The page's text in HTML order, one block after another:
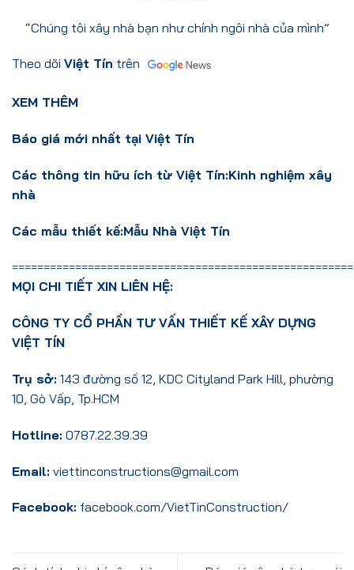
“Chúng tôi xây nhà bạn như chính ngôi nhà của mình”
Theo dõi Việt Tín trên
XEM THÊM
Báo giá mới nhất tại Việt Tín
Các thông tin hữu ích từ Việt Tín:Kinh nghiệm xây
nhà
Các mẫu thiết kế:Mẫu Nhà Việt Tín
======================================================
MỌI CHI TIẾT XIN LIÊN HỆ:
CÔNG TY CỔ PHẦN TƯ VẤN THIẾT KẾ XÂY DỰNG
VIỆT TÍN
Trụ sở: 143 đường số 12, KDC Cityland Park Hill, phường
10, Gò Vấp, Tp.HCM
Hotline: 0787.22.39.39
Email: viettinconstructions@gmail.com
Facebook: facebook.com/VietTinConstruction/